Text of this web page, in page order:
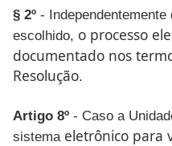
§ 2º -
escolhido, o processo
documentado nos
Resolução.
Artigo 8º - Caso a
sistema eletrônico para